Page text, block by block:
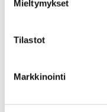
Mieltymykset
Tilastot
Markkinointi